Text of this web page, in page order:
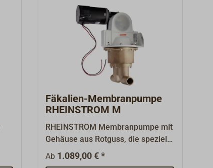
Fäkalien-Membranpumpe
RHEINSTROM M
RHEINSTROM Membranpumpe mit
Gehäuse aus Rotguss, die speziell
zum Umpumpen von Fäkalien
konzipiert ist.Durch die
Ab 1.089,00 € *